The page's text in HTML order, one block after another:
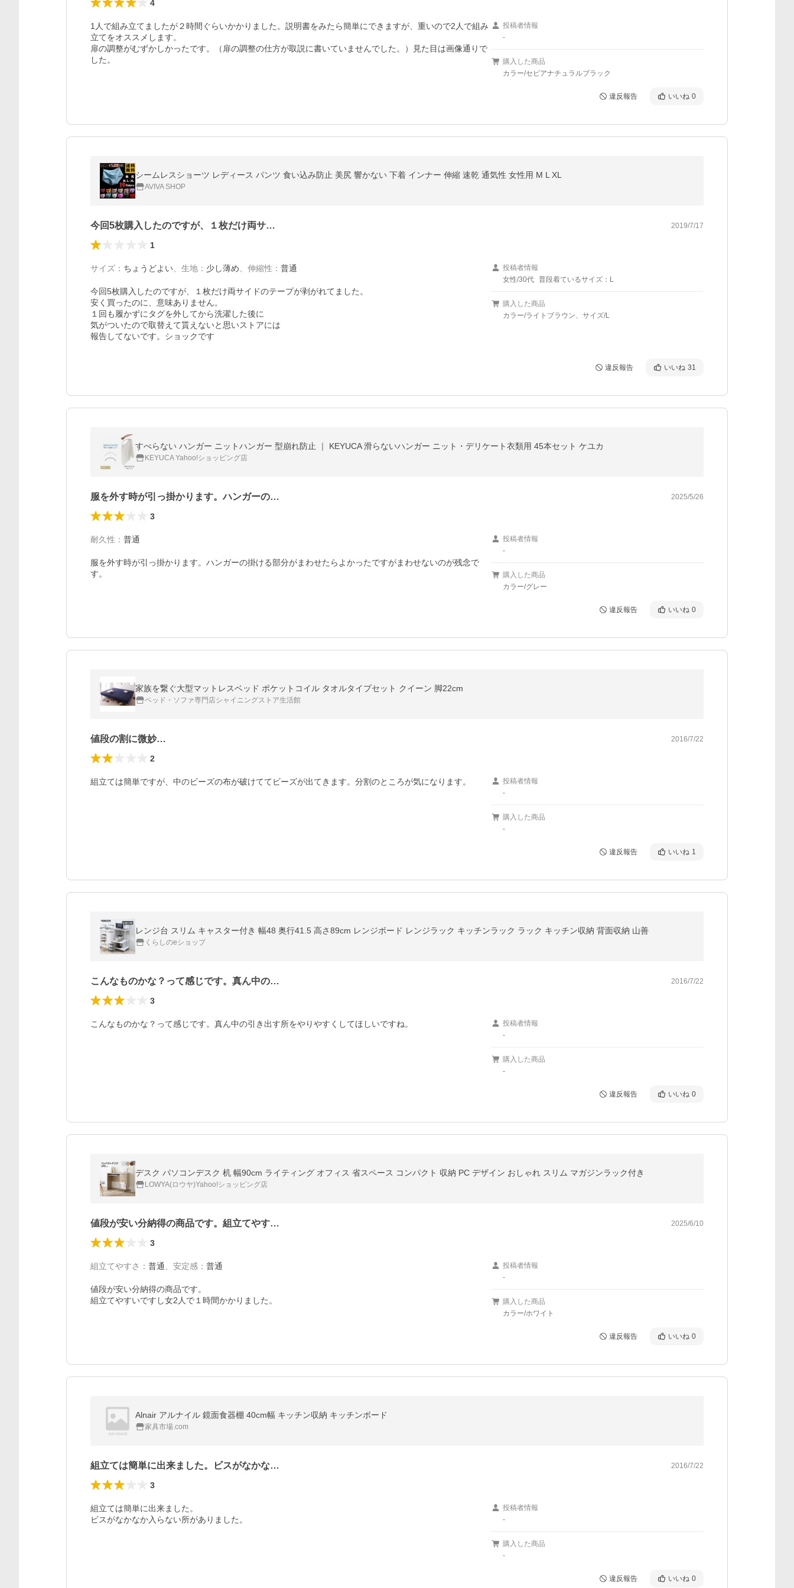
4
1人で組み立てましたが２時間ぐらいかかりました。説明書をみたら簡単にできますが、重いので2人で組み
立てをオススメします。
扉の調整がむずかしかったです。（扉の調整の仕方が取説に書いていませんでした。）見た目は画像通りで
した。
投稿者情報
-
購入した商品
カラー/セピアナチュラルブラック
違反報告 いいね 0
シームレスショーツ レディース パンツ 食い込み防止 美尻 響かない 下着 インナー 伸縮 速乾 通気性 女性用 M L XL
AVIVA SHOP
今回5枚購入したのですが、１枚だけ両サ… 2019/7/17
1
サイズ ： ちょうどよい 生地 ： 少し薄め 伸縮性 ： 普通
今回5枚購入したのですが、１枚だけ両サイドのテープが剥がれてました。
安く買ったのに、意味ありません。
１回も履かずにタグを外してから洗濯した後に
気がついたので取替えて貰えないと思いストアには
報告してないです。ショックです
投稿者情報
女性/30代 普段着ているサイズ：L
購入した商品
カラー/ライトブラウン、サイズ/L
違反報告 いいね 31
すべらない ハンガー ニットハンガー 型崩れ防止 ｜ KEYUCA 滑らないハンガー ニット・デリケート衣類用 45本セット ケユカ
KEYUCA Yahoo!ショッピング店
服を外す時が引っ掛かります。ハンガーの… 2025/5/26
3
耐久性 ： 普通
服を外す時が引っ掛かります。ハンガーの掛ける部分がまわせたらよかったですがまわせないのが残念で
す。
投稿者情報
-
購入した商品
カラー/グレー
違反報告 いいね 0
家族を繋ぐ大型マットレスベッド ポケットコイル タオルタイプセット クイーン 脚22cm
ベッド・ソファ専門店シャイニングストア生活館
値段の割に微妙… 2016/7/22
2
組立ては簡単ですが、中のビーズの布が破けててビーズが出てきます。分割のところが気になります。
投稿者情報
-
購入した商品
-
違反報告 いいね 1
レンジ台 スリム キャスター付き 幅48 奥行41.5 高さ89cm レンジボード レンジラック キッチンラック ラック キッチン収納 背面収納 山善
くらしのeショップ
こんなものかな？って感じです。真ん中の… 2016/7/22
3
こんなものかな？って感じです。真ん中の引き出す所をやりやすくしてほしいですね。
投稿者情報
-
購入した商品
-
違反報告 いいね 0
デスク パソコンデスク 机 幅90cm ライティング オフィス 省スペース コンパクト 収納 PC デザイン おしゃれ スリム マガジンラック付き
LOWYA(ロウヤ)Yahoo!ショッピング店
値段が安い分納得の商品です。組立てやす… 2025/6/10
3
組立てやすさ ： 普通 安定感 ： 普通
値段が安い分納得の商品です。
投稿者情報
-
購入した商品
カラー/ホワイト
違反報告 いいね 0
Alnair アルナイル 鏡面食器棚 40cm幅 キッチン収納 キッチンボード
家具市場.com
組立ては簡単に出来ました。ビスがなかな… 2016/7/22
3
組立ては簡単に出来ました。
ビスがなかなか入らない所がありました。
投稿者情報
-
購入した商品
-
違反報告 いいね 0